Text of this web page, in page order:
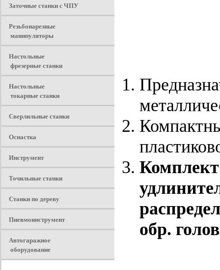
Заточные станки с ЧПУ
Резьбонарезные
манипуляторы
Настольные
фрезерные станки
Настольные
токарные станки
Сверлильные станки
Оснастка
Инструмент
Точильные станки
Станки по дереву
Пневмоинструмент
Автогаражное
оборудование
обр.